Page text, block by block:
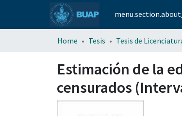
Home Tesis Tesis de
Estimación de la
censurados